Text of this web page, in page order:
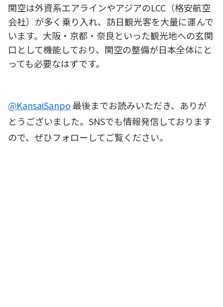
関空は外資系エアラインやアジアのLCC（格安航空
会社）が多く乗り入れ、訪日観光客を大量に運んで
います。大阪・京都・奈良といった観光地への玄関
口として機能しており、関空の整備が日本全体にと
っても必要なはずです。
@KansaiSanpo最後までお読みいただき、ありが
とうございました。SNSでも情報発信しております
ので、ぜひフォローしてご覧ください。